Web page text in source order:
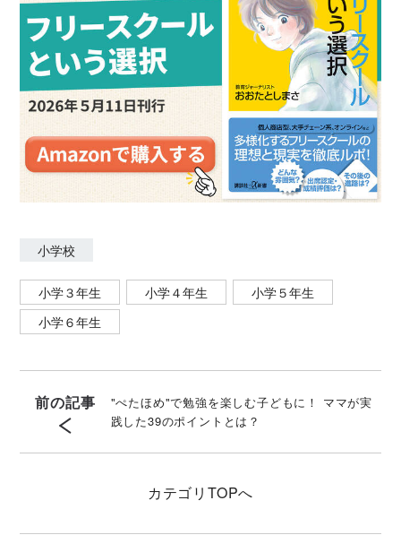
小学校
小学３年生 小学４年生
小学５年生
小学６年生
前の記事
"ぺたほめ"で勉強を楽しむ子どもに！ ママが実
践した39のポイントとは？
カテゴリ TOPへ